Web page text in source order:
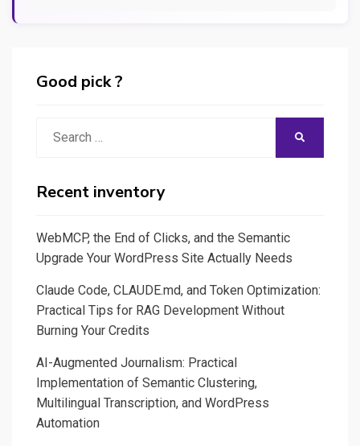
Good pick ?
Recent inventory
WebMCP, the End of Clicks, and the Semantic
Upgrade Your WordPress Site Actually Needs
Claude Code, CLAUDE.md, and Token Optimization:
Practical Tips for RAG Development Without
Burning Your Credits
AI-Augmented Journalism: Practical
Implementation of Semantic Clustering,
Multilingual Transcription, and WordPress
Automation